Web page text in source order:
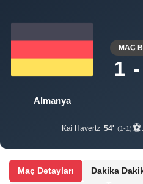
Almanya
MAÇ
1
Kai Havertz 54' (1-1)⚽
Maç Detayları Dakika